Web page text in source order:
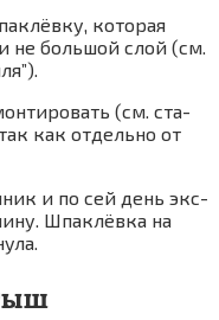
кото­рая
не боль­шой слой (см.
(см. ста­
как отдель­но от
и по сей день экс­
Шпа­клёв­ка на